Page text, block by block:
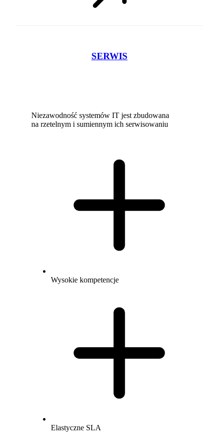
SERWIS
Niezawodność systemów IT jest zbudowana
na rzetelnym i sumiennym ich serwisowaniu
Wysokie kompetencje
Elastyczne SLA